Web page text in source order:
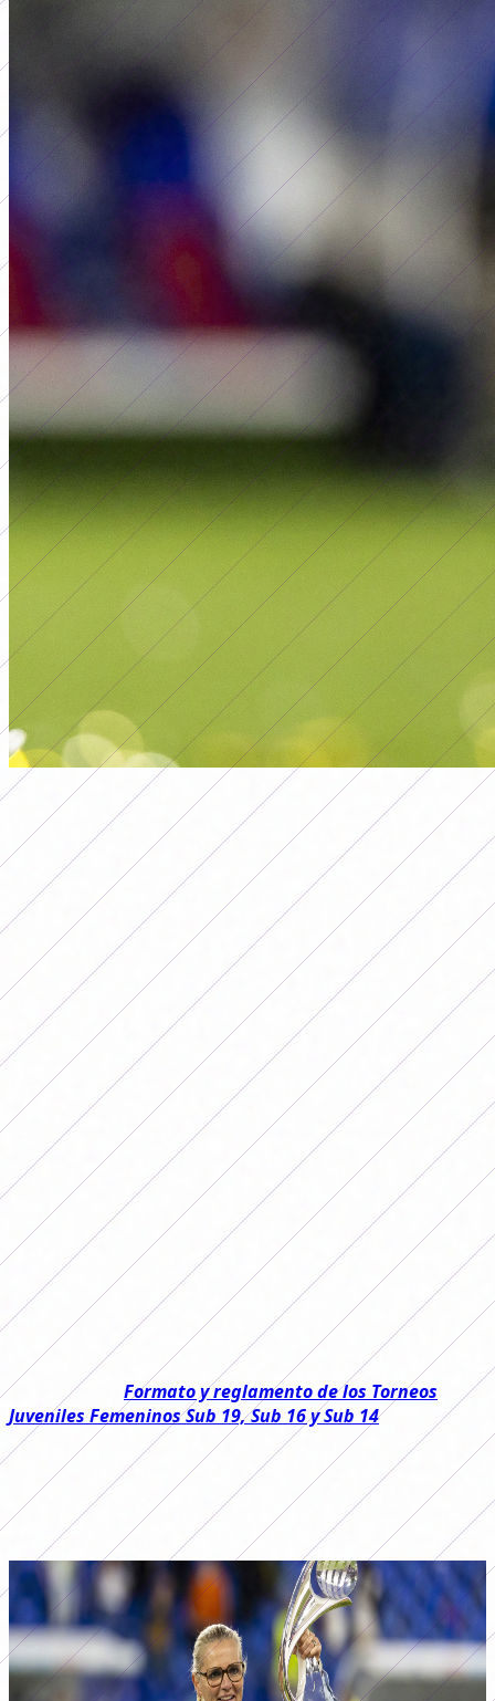
internacional
LA NUEVA REGLA DE LA FIFA QUE
IMPACTARÁ EN EL FÚTBOL
FEMENINO
PorRedacción FutFemGol 19 de marzo de 2026
La FIFA aprobó un reglamento que
aumentará la presencia de mujeres en
los cuerpos técnicos de los equipos
femeninos que participen en sus
competiciones.
LaFIFA
dió un paso clave para impulsar el desarrollo de
entrenadoras en todo el mundo al aprobar una nueva
reglamentación queexige que haya una
entrenadora
o, al menos, una entrenadora asistente en las
Selecciones y clubes.
La medida regirá desde
septiembre de este año.
Leé también: Formato y reglamento de los Torneos
Juveniles Femeninos Sub 19, Sub 16 y Sub 14
Esta nueva normativa, aprobada este 19 de marzo en el
Consejo, busca
aumentar la presencia de mujeres en
los cuerpos técnicos de todos los equipos que
participen en competiciones de la FIFA.